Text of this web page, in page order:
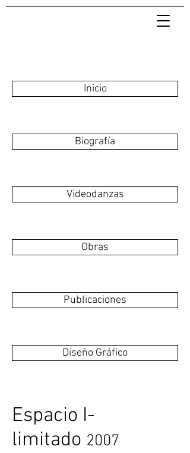
Inicio
Biografía
Videodanzas
Obras
Publicaciones
Diseño Gráfico
Espacio I-
limitado 2007